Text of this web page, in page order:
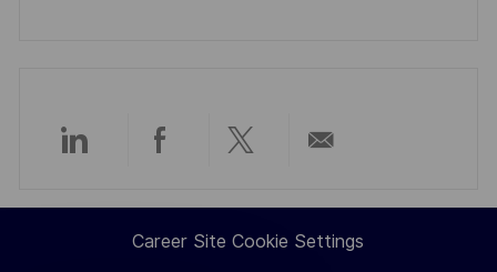
Share
via
Share
via
Share
via
via
Career Site Cookie Settings